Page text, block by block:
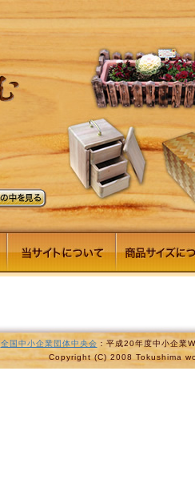
全国中小企業団体中央会 ：平成20年度中小企業
Copyright (C) 2008 Tokushima